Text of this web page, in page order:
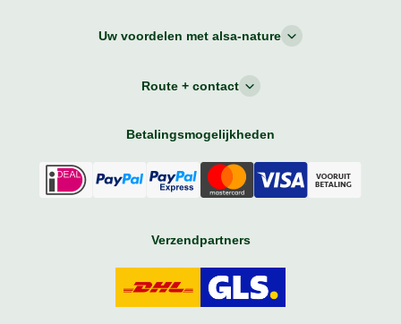
Uw voordelen met alsa-nature
Route + contact
Betalingsmogelijkheden
Verzendpartners